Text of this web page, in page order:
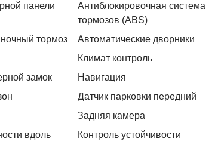
панели
Антиблокировочная система
тормозов (ABS)
тормоз
Автоматические дворники
Климат контроль
замок
Навигация
Датчик парковки передний
Задняя камера
вдоль
Контроль устойчивости